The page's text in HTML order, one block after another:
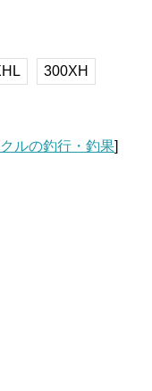
300XH
ルの釣行・釣果]